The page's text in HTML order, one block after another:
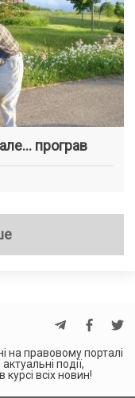
програв
на правовому порталі
події,
всіх новин!